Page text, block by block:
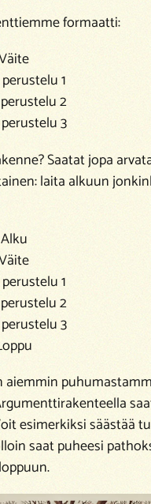
formaatti:
1
2
3
Saatat jopa
laita alkuun
Alku
1
2
3
aiemmin
esimerkiksi säästää
saat puheesi